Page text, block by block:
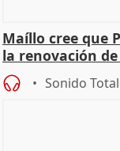
Maíllo cree que
la renovación
Sonido